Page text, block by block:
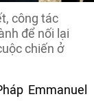
công tác
để nối lại
chiến ở
Emmanuel